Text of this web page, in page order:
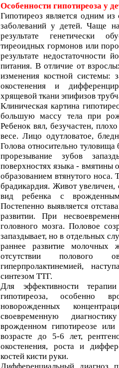
Особенности гипотиреоза у
Гипотиреоз является одним
заболеваний у детей. Чаще
результате генетически
тиреоидных гормонов или
результате
питания. В отличие от
изменения костной системы:
окостенения и
хрящевой ткани эпифизов
Клиническая картина
большую массу тела при
Ребенок вял, безучастен,
весе. Лицо одутловатое,
Голова относительно
прорезывание зубов
поверхностях языка - вмятины
образованием втянутого
брадикардия. Живот
вид ребенка с врожденным
Постепенно выявляется
развитии. При
головного мозга. Половое
запаздывает, но в отдельных
раннее развитие молочных
отсутствии полового
гиперпролактинемией,
синтезом ТТГ.
Для эффективности
гипотиреоза, особенно
новорожденных
своевременную
врожденном гипотиреозе
возрасте до 5-6 лет,
окостенения, роста и
костей кисти руки.